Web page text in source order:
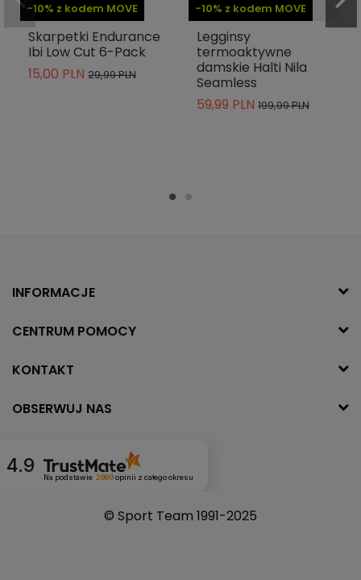
-10% z kodem MOVE
Skarpetki Endurance
Ibi Low Cut 6-Pack
15,00 PLN 29,99 PLN
-10% z kodem MOVE
Legginsy
termoaktywne
damskie Halti Nila
Seamless
59,99 PLN 199,99 PLN
INFORMACJE
CENTRUM POMOCY
KONTAKT
OBSERWUJ NAS
4.9 Na podstawie 2989opinii z całego okresu
© Sport Team 1991-2025